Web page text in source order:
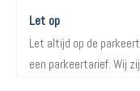
Let op
Let altijd op de
een parkeertarief. Wij